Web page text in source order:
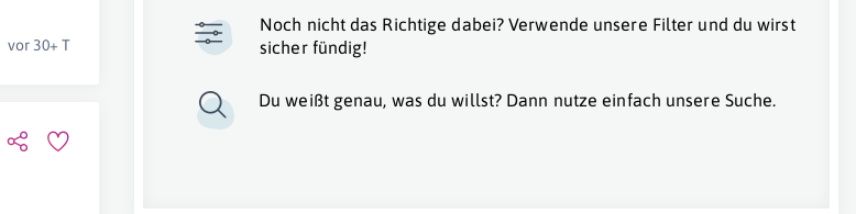
vor 30+ T
Noch nicht das Richtige dabei? Verwende unsere Filter und du wirst
sicher fündig!
Du weißt genau, was du willst? Dann nutze einfach unsere Suche.